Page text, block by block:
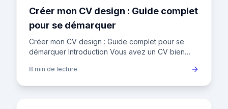
Créer mon CV design : Guide complet
pour se démarquer
Créer mon CV design : Guide complet pour se
démarquer Introduction Vous avez un CV bien
un marché du travail
8 min de lecture